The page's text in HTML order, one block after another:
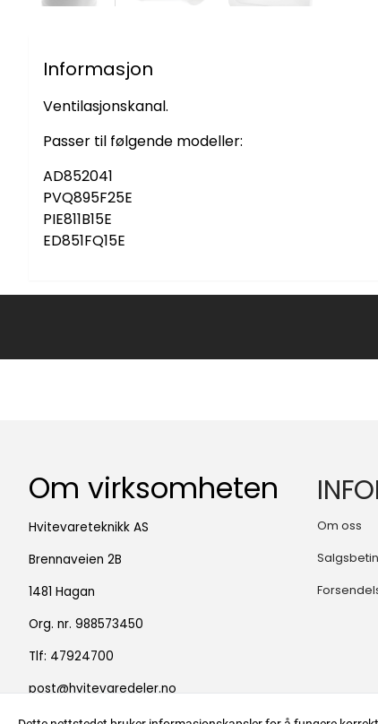
Informasjon
Ventilasjonskanal.
Passer til følgende modeller:
AD852041
PVQ895F25E
PIE811B15E
ED851FQ15E
Om virksomheten
Hvitevareteknikk AS
Brennaveien 2B
1481 Hagan
Org. nr. 988573450
Tlf: 47924700
post@hvitevaredeler.no
Om oss